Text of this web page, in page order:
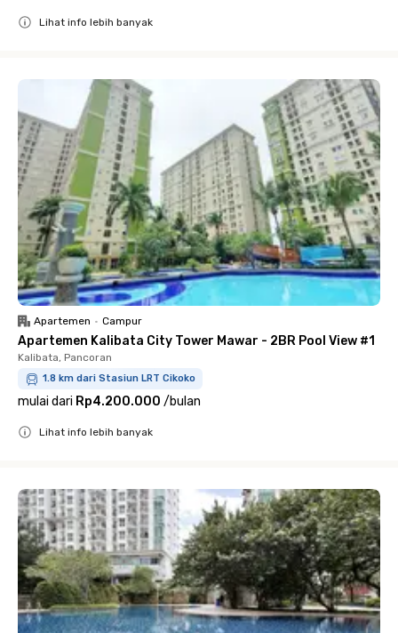
Lihat info lebih banyak
Apartemen • Campur
Apartemen Kalibata City Tower Mawar - 2BR Pool View #1
Kalibata, Pancoran
1.8 km dari Stasiun LRT Cikoko
mulai dari Rp4.200.000 /bulan
Lihat info lebih banyak